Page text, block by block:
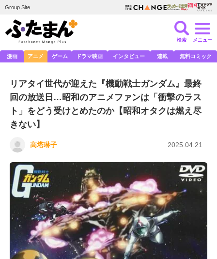
Group Site
検索 メニュー
漫画 アニメ ゲーム ドラマ映画 インタビュー 連載 無料コミック
リアタイ世代が迎えた『機動戦士ガンダム』最終
回の放送日…昭和のアニメファンは「衝撃のラス
ト」をどう受けとめたのか【昭和オタクは燃え尽
きない】
高塔琳子 2025.04.21